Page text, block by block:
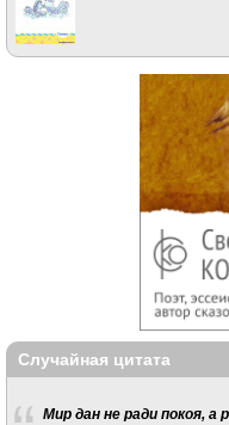
Случайная цитата
Мир дан не ради покоя, а